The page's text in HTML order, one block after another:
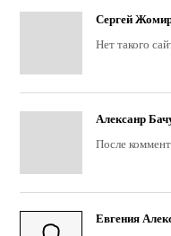
Сергей
Нет такого
Алексанр
После
Евгения